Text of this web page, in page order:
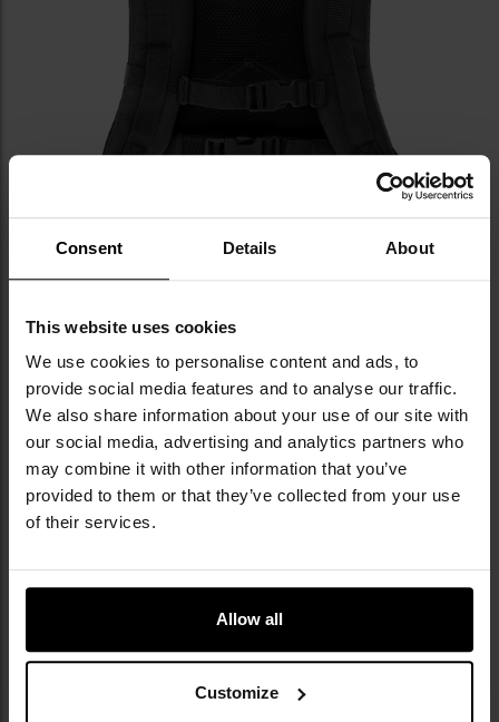
Consent Details About
This website uses cookies
We use cookies to personalise content and ads, to
provide social media features and to analyse our traffic.
We also share information about your use of our site with
our social media, advertising and analytics partners who
may combine it with other information that you’ve
provided to them or that they’ve collected from your use
of their services.
Allow all
Customize
NAJWAŻNIEJSZE CECHY
pojemność 40 litrów
wodoodporna powłoka od wewnątrz
duża liczba kieszeni i przegród
kieszeń na wkład hydracyjny
pasy kompresyjne
wentylowane plecy i szelki,
szerokie regulowane szelki
D-ringi
uchwyt transportowy